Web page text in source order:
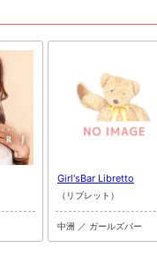
Girl'sBar Libretto
（リブレット）
中洲 ／ ガールズバー